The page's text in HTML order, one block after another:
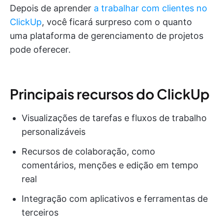
Depois de aprender a trabalhar com clientes no
ClickUp, você ficará surpreso com o quanto
uma plataforma de gerenciamento de projetos
pode oferecer.
Principais recursos do ClickUp
Visualizações de tarefas e fluxos de trabalho
personalizáveis
Recursos de colaboração, como
comentários, menções e edição em tempo
real
Integração com aplicativos e ferramentas de
terceiros